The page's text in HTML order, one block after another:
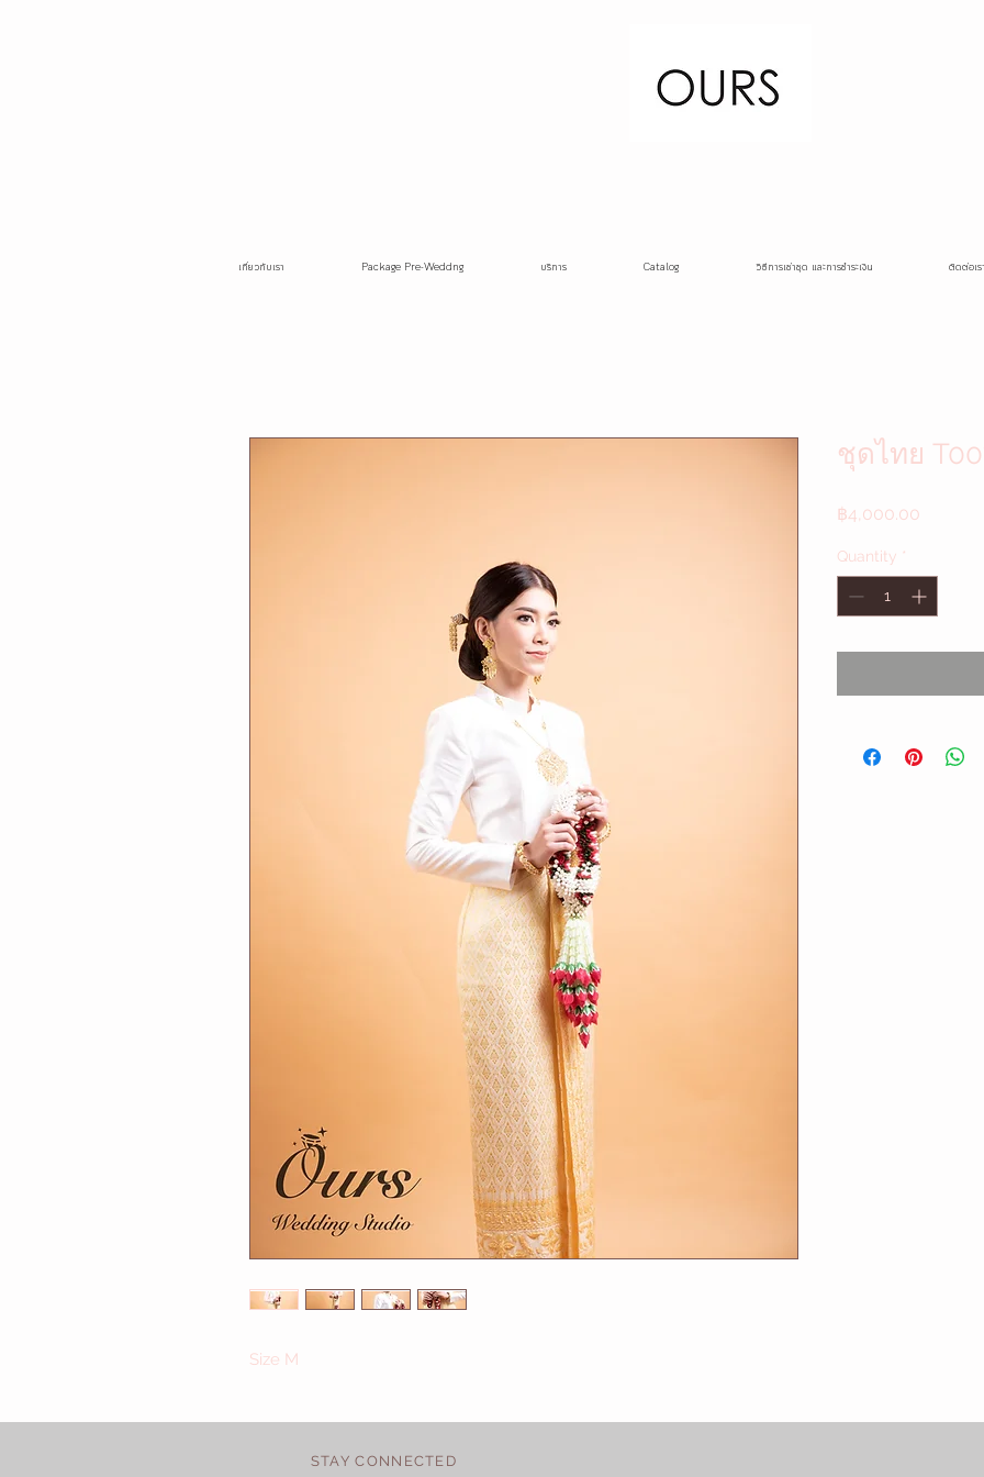
เกี่ยวกับเรา Package Pre-Weddng บริการ Catalog วิธีการเช่าชุด และการชำระเงิน ติดต่อเรา
Size M
ชุดไทย
฿4,000.00
Quantity *
STAY CONNECTED